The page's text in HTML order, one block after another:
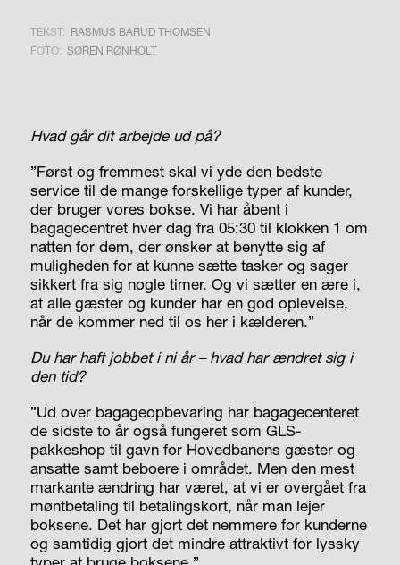
TEKST: RASMUS BARUD THOMSEN
FOTO: SØREN RØNHOLT
Hvad går dit arbejde ud på?
”Først og fremmest skal vi yde den bedste
service til de mange forskellige typer af kunder,
der bruger vores bokse. Vi har åbent i
bagagecentret hver dag fra 05:30 til klokken 1 om
natten for dem, der ønsker at benytte sig af
muligheden for at kunne sætte tasker og sager
sikkert fra sig nogle timer. Og vi sætter en ære i,
at alle gæster og kunder har en god oplevelse,
når de kommer ned til os her i kælderen.”
Du har haft jobbet i ni år – hvad har ændret sig i
den tid?
”Ud over bagageopbevaring har bagagecenteret
de sidste to år også fungeret som GLS-
pakkeshop til gavn for Hovedbanens gæster og
ansatte samt beboere i området. Men den mest
markante ændring har været, at vi er overgået fra
møntbetaling til betalingskort, når man lejer
boksene. Det har gjort det nemmere for kunderne
og samtidig gjort det mindre attraktivt for lyssky